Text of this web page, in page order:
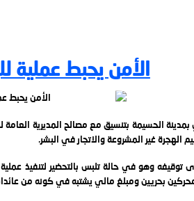
الأمن يحبط عملية
الهجرة غير المشروعة والاتجار في البشر.
وهو في حالة تلبس بالتحضير لتنفيذ
بحريين ومبلغ مالي يشتبه في كونه من